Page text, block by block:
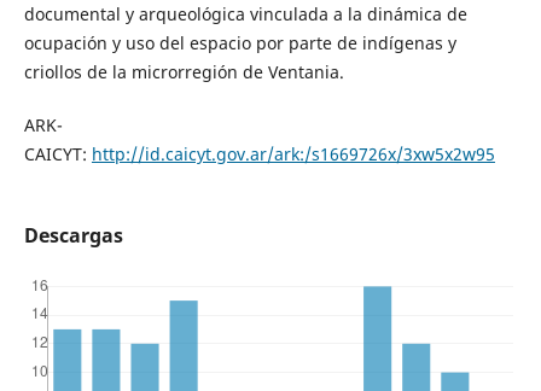
documental y arqueológica vinculada a la dinámica de
ocupación y uso del espacio por parte de indígenas y
criollos de la microrregión de Ventania.
ARK-
CAICYT: http://id.caicyt.gov.ar/ark:/s1669726x/3xw5x2w95
Descargas